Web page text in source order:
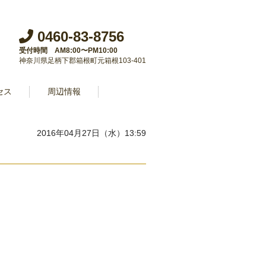
0460-83-8756
受付時間 AM8:00〜PM10:00
神奈川県足柄下郡箱根町元箱根103-401
ス 周辺情報
2016年04月27日（水）13:59